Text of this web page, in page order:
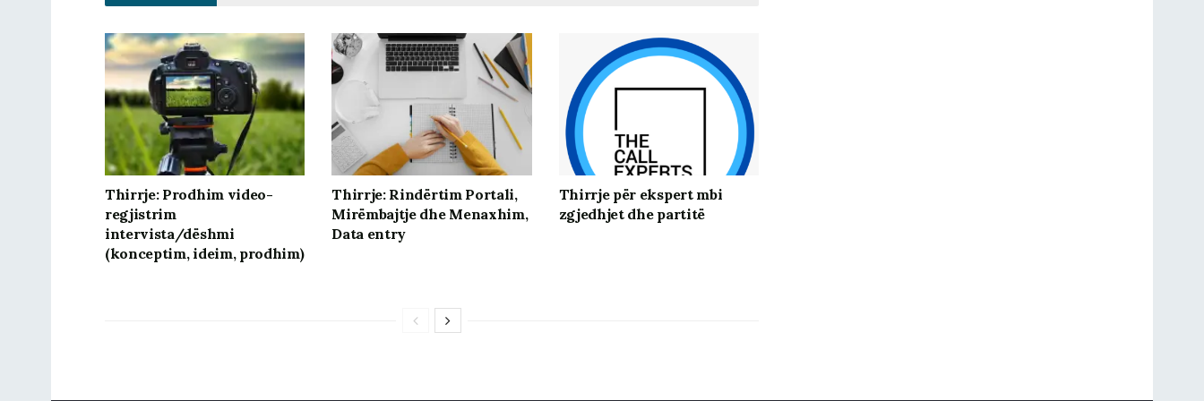
Thirrje: Prodhim video-
regjistrim
intervista/dëshmi
(konceptim, ideim, prodhim)
Thirrje: Rindërtim Portali,
Mirëmbajtje dhe Menaxhim,
Data entry
Thirrje për ekspert mbi
zgjedhjet dhe partitë